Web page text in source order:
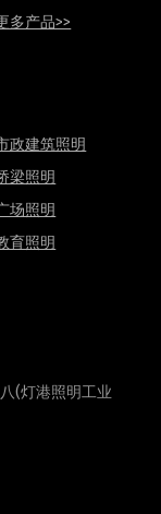
多产品>>
政建筑照明
梁照明
场照明
育照明
(灯港照明工业